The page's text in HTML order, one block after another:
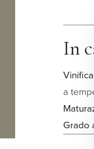
In
a
Grado